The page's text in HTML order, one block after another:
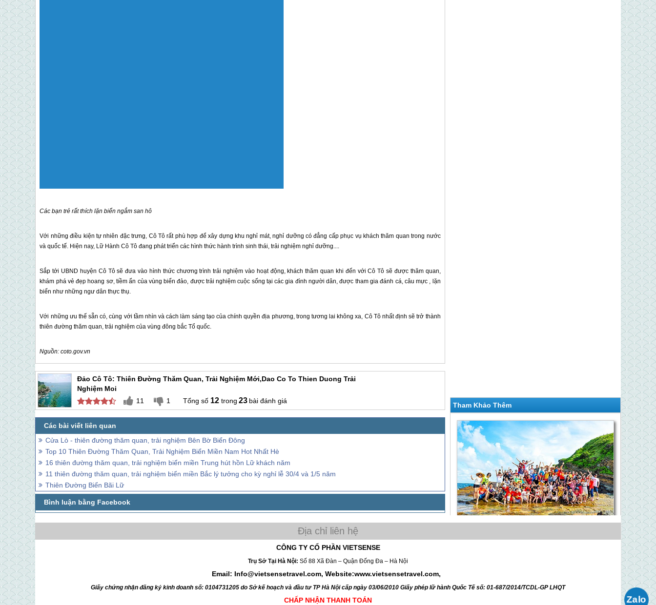
Tham Khảo Thêm
Hàng Tuần
Giá 3,150,000 VNĐ
Các bạn trẻ rất thích lặn biển ngắm san hô
Với những điều kiện tự nhiên đặc trưng, Cô Tô rất phù hợp để xây dựng khu nghỉ mát, nghỉ dưỡng có đẳng cấp phục vụ khách thăm quan trong nước
và quốc tế. Hiện nay, Lữ HànhCô Tô đang phát triển các hình thức hành trình sinh thái, trải nghiệm nghỉ dưỡng....
Sắp tới UBND huyện Cô Tôsẽ đưa vào hình thức chương trình trải nghiệm vào hoạt động, khách thăm quan khi đến vớiCô Tô sẽ được thăm quan,
khám phá vẻ đẹp hoang sơ, tiềm ẩn của vùng biển đảo, được trải nghiệm cuộc sống tại các gia đình người dân, được tham gia đánh cá, câu mực , lặn
biển như những ngư dân thực thụ.
Với những ưu thế sẵn có, cùng với tầm nhìn và cách làm sáng tạo của chính quyền địa phương, trong tương lai không xa, Cô Tônhất định sẽ trở thành
thiên đường thăm quan, trải nghiệm của vùng đông bắc Tổ quốc.
Nguồn: coto.gov.vn
Đảo Cô Tô: Thiên Đường Thăm Quan, Trải Nghiệm Mới,dao Co To Thien Duong Trải
Nghiệm Moi
11
1 12 23 bài đánh giá
Cửa Lò - thiên đường thăm quan, trải nghiệm Bên Bờ Biển Đông
Top 10 Thiên Đường Thăm Quan, Trải Nghiệm Biển Miền Nam Hot Nhất Hè
16 thiên đường thăm quan, trải nghiệm biển miền Trung hút hồn Lữ khách năm
11 thiên đường thăm quan, trải nghiệm biển miền Bắc lý tưởng cho kỳ nghỉ lễ 30/4 và 1/5 năm
Thiên Đường Biển Bãi Lữ
CÔNG TY CỔ PHẦN VIETSENSE
Trụ Sở Tại Hà Nội: Số 88 Xã Đàn – Quận Đống Đa – Hà Nội
Email: Info@vietsensetravel.com, Website:www.vietsensetravel.com,
Giấy chứng nhận đăng ký kinh doanh số: 0104731205 do Sở kế hoạch và đầu tư TP Hà Nội cấp ngày 03/06/2010 Giấy phép lữ hành Quốc Tế số: 01-687/2014/TCDL-GP LHQT
CHẤP NHẬN THANH TOÁN